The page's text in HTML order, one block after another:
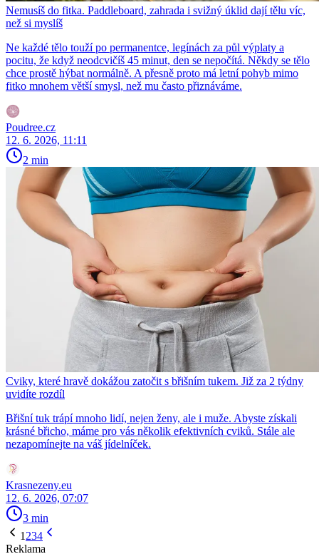
Nemusíš do fitka. Paddleboard, zahrada i svižný úklid dají tělu víc,
než si myslíš
Ne každé tělo touží po permanentce, legínách za půl výplaty a
pocitu, že když neodcvičíš 45 minut, den se nepočítá. Někdy se tělo
chce prostě hýbat normálně. A přesně proto má letní pohyb mimo
fitko mnohem větší smysl, než mu často přiznáváme.
Poudree.cz
12. 6. 2026, 11:11
2 min
Cviky, které hravě dokážou zatočit s břišním tukem. Již za 2 týdny
uvidíte rozdíl
Břišní tuk trápí mnoho lidí, nejen ženy, ale i muže. Abyste získali
krásné břicho, máme pro vás několik efektivních cviků. Stále ale
nezapomínejte na váš jídelníček.
Krasnezeny.eu
12. 6. 2026, 07:07
3 min
1 234
Reklama